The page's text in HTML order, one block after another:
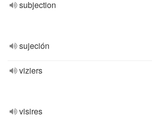
subjection
sujeción
viziers
visires